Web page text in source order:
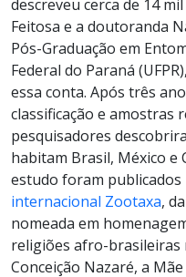
descreveu cerca de 14
Feitosa e a doutoranda
Pós-Graduação em
Federal do Paraná
essa conta. Após três
classificação e amostras
pesquisadores
habitam Brasil, México e
estudo foram publicados
internacional Zootaxa,
nomeada em
religiões afro-brasileiras
Conceição Nazaré, a